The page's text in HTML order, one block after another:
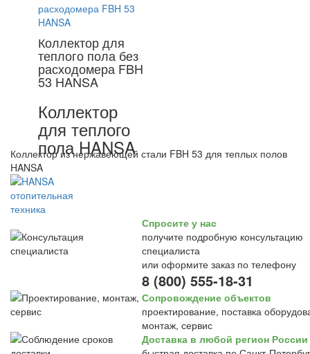
Коллектор для
теплого пола без
расходомера FBH
53 HANSA
Коллектор
для теплого
пола HANSA
Коллектор из нержавеющей стали FBH 53 для теплых полов
HANSA
Спросите у нас
получите подробную консультацию
специалиста
или оформите заказ по телефону
8 (800) 555-18-31
Сопровождение объектов
проектирование, поставка
монтаж, сервис
Доставка в любой регион России